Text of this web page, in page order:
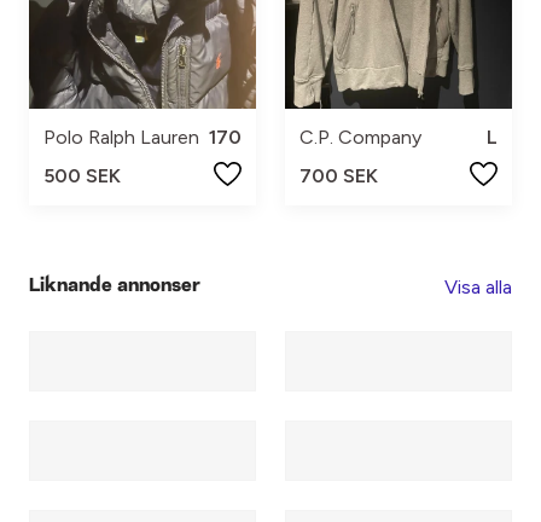
Polo Ralph Lauren 170
500 SEK
C.P. Company
L
700 SEK
Liknande annonser Visa alla